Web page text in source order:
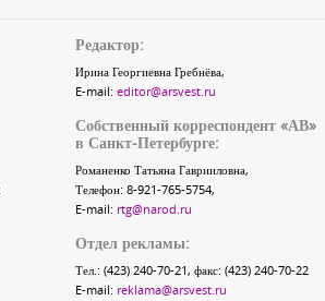
Редактор:
Ирина Георгиевна Гребнёва,
E-mail: editor@arsvest.ru
Собственный корреспондент «АВ»
в Санкт-Петербурге:
Романенко Татьяна Гаврииловна,
Телефон: 8-921-765-5754,
E-mail: rtg@narod.ru
Отдел рекламы:
Тел.: (423) 240-70-21, факс: (423) 240-70-22
E-mail: reklama@arsvest.ru